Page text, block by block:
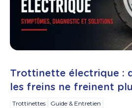
Trottinette électrique :
les freins ne freinent
Trottinettes Guide & Entretien